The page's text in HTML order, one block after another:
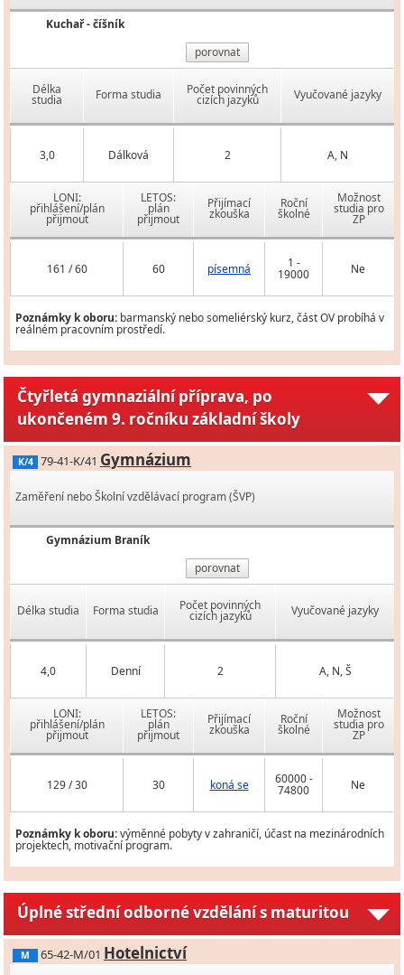
Kuchař - číšník
porovnat
Délka
studia Forma studia Počet povinných
cizích jazyků Vyučované jazyky
3,0 Dálková 2 A, N
LONI:
přihlášení/plán
přijmout
LETOS:
plán
přijmout
Přijímací
zkouška
Roční
školné
Možnost
studia pro
ZP
161 / 60 60 písemná 1 -
19000 Ne
Poznámky k oboru: barmanský nebo someliérský kurz, část OV probíhá v
reálném pracovním prostředí.
Čtyřletá gymnaziální příprava, po
ukončeném 9. ročníku základní školy
K/4 79-41-K/41 Gymnázium
Zaměření nebo Školní vzdělávací program (ŠVP)
Gymnázium Braník
porovnat
Délka studia Forma studia Počet povinných
cizích jazyků Vyučované jazyky
4,0 Denní 2 A, N, Š
LONI:
přihlášení/plán
přijmout
LETOS:
plán
přijmout
Přijímací
zkouška
Roční
školné
Možnost
studia pro
ZP
129 / 30 30 koná se 60000 -
74800 Ne
Poznámky k oboru:výměnné pobyty v zahraničí, účast na mezinárodních
projektech, motivační program.
Úplné střední odborné vzdělání s maturitou
M 65-42-M/01 Hotelnictví